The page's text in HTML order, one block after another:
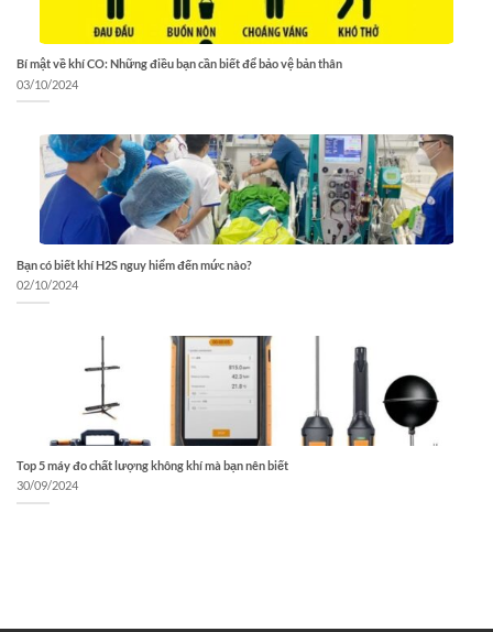
Bí mật về khí CO: Những điều bạn cần biết để bảo vệ bản thân
03/10/2024
Bạn có biết khí H2S nguy hiểm đến mức nào?
02/10/2024
Top 5 máy đo chất lượng không khí mà bạn nên biết
30/09/2024